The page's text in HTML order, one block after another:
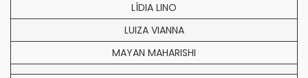
LÍDIA LINO
LUIZA VIANNA
MAYAN MAHARISHI